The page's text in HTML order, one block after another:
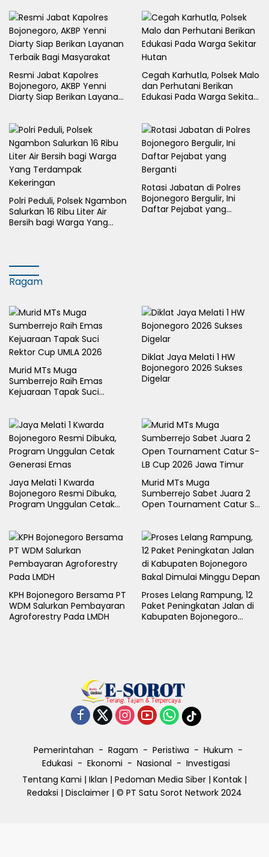
Resmi Jabat Kapolres
Bojonegoro, AKBP Yenni
Diarty Siap Berikan Layanan
Cegah Karhutla, Polsek Malo
dan Perhutani Berikan
Edukasi Pada Warga Sekitar
Polri Peduli, Polsek Ngambon
Salurkan 16 Ribu Liter Air
Bersih bagi Warga Yang
Rotasi Jabatan di Polres
Bojonegoro Bergulir, Ini
Daftar Pejabat yang
Ragam
Murid MTs Muga
Sumberrejo Raih Emas
Kejuaraan Tapak Suci
Diklat Jaya Melati 1 HW
Bojonegoro 2026 Sukses
Digelar
Jaya Melati 1 Kwarda
Bojonegoro Resmi Dibuka,
Program Unggulan Cetak
Murid MTs Muga
Sumberrejo Sabet Juara 2
Open Tournament Catur S-
KPH Bojonegoro Bersama PT
WDM Salurkan Pembayaran
Agroforestry Pada LMDH
Proses Lelang Rampung, 12
Paket Peningkatan Jalan di
Kabupaten Bojonegoro
Pemerintahan Ragam Peristiwa
Hukum
Edukasi
Ekonomi Nasional
Investigasi
Tentang Kami | Iklan | Pedoman Media Siber | Kontak |
Redaksi | Disclaimer | © PT Satu Sorot Network 2024